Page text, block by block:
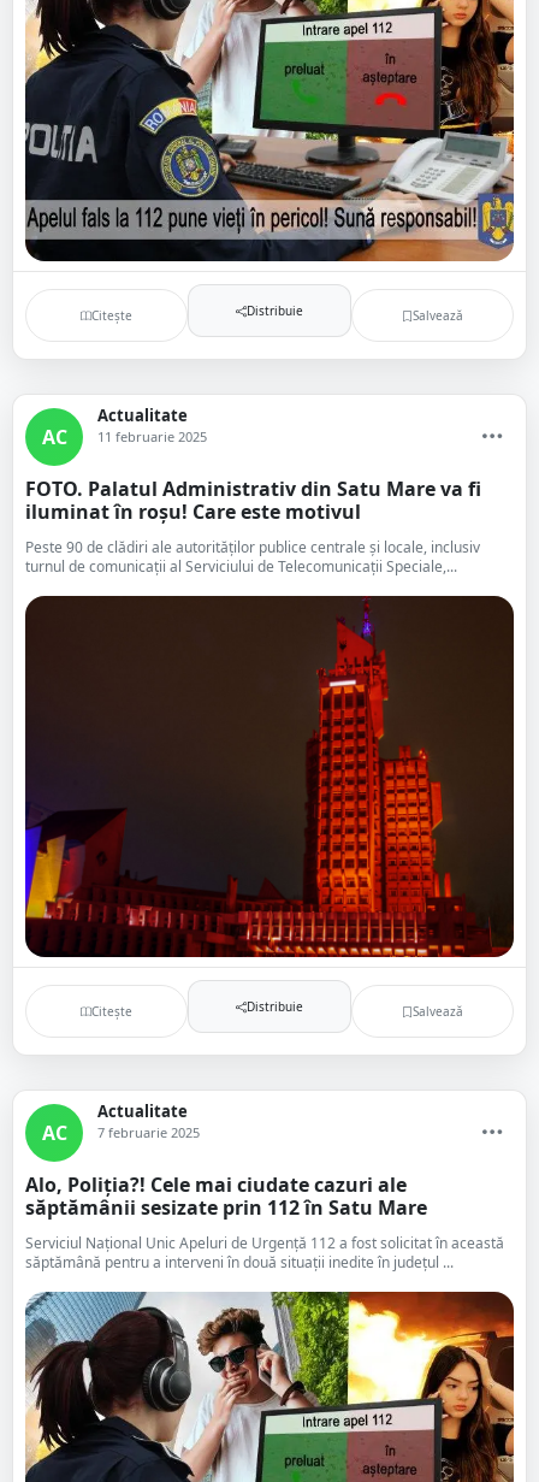
Citește Distribuie Salvează
AC
Actualitate
11 februarie 2025
FOTO. Palatul Administrativ din Satu Mare va fi
iluminat în roșu! Care este motivul
Peste 90 de clădiri ale autorităţilor publice centrale şi locale, inclusiv
turnul de comunicaţii al Serviciului de Telecomunicaţii Speciale,...
Citește Distribuie Salvează
AC
Actualitate
7 februarie 2025
Alo, Poliția?! Cele mai ciudate cazuri ale
săptămânii sesizate prin 112 în Satu Mare
Serviciul Național Unic Apeluri de Urgență 112 a fost solicitat în această
săptămână pentru a interveni în două situații inedite în județul ...